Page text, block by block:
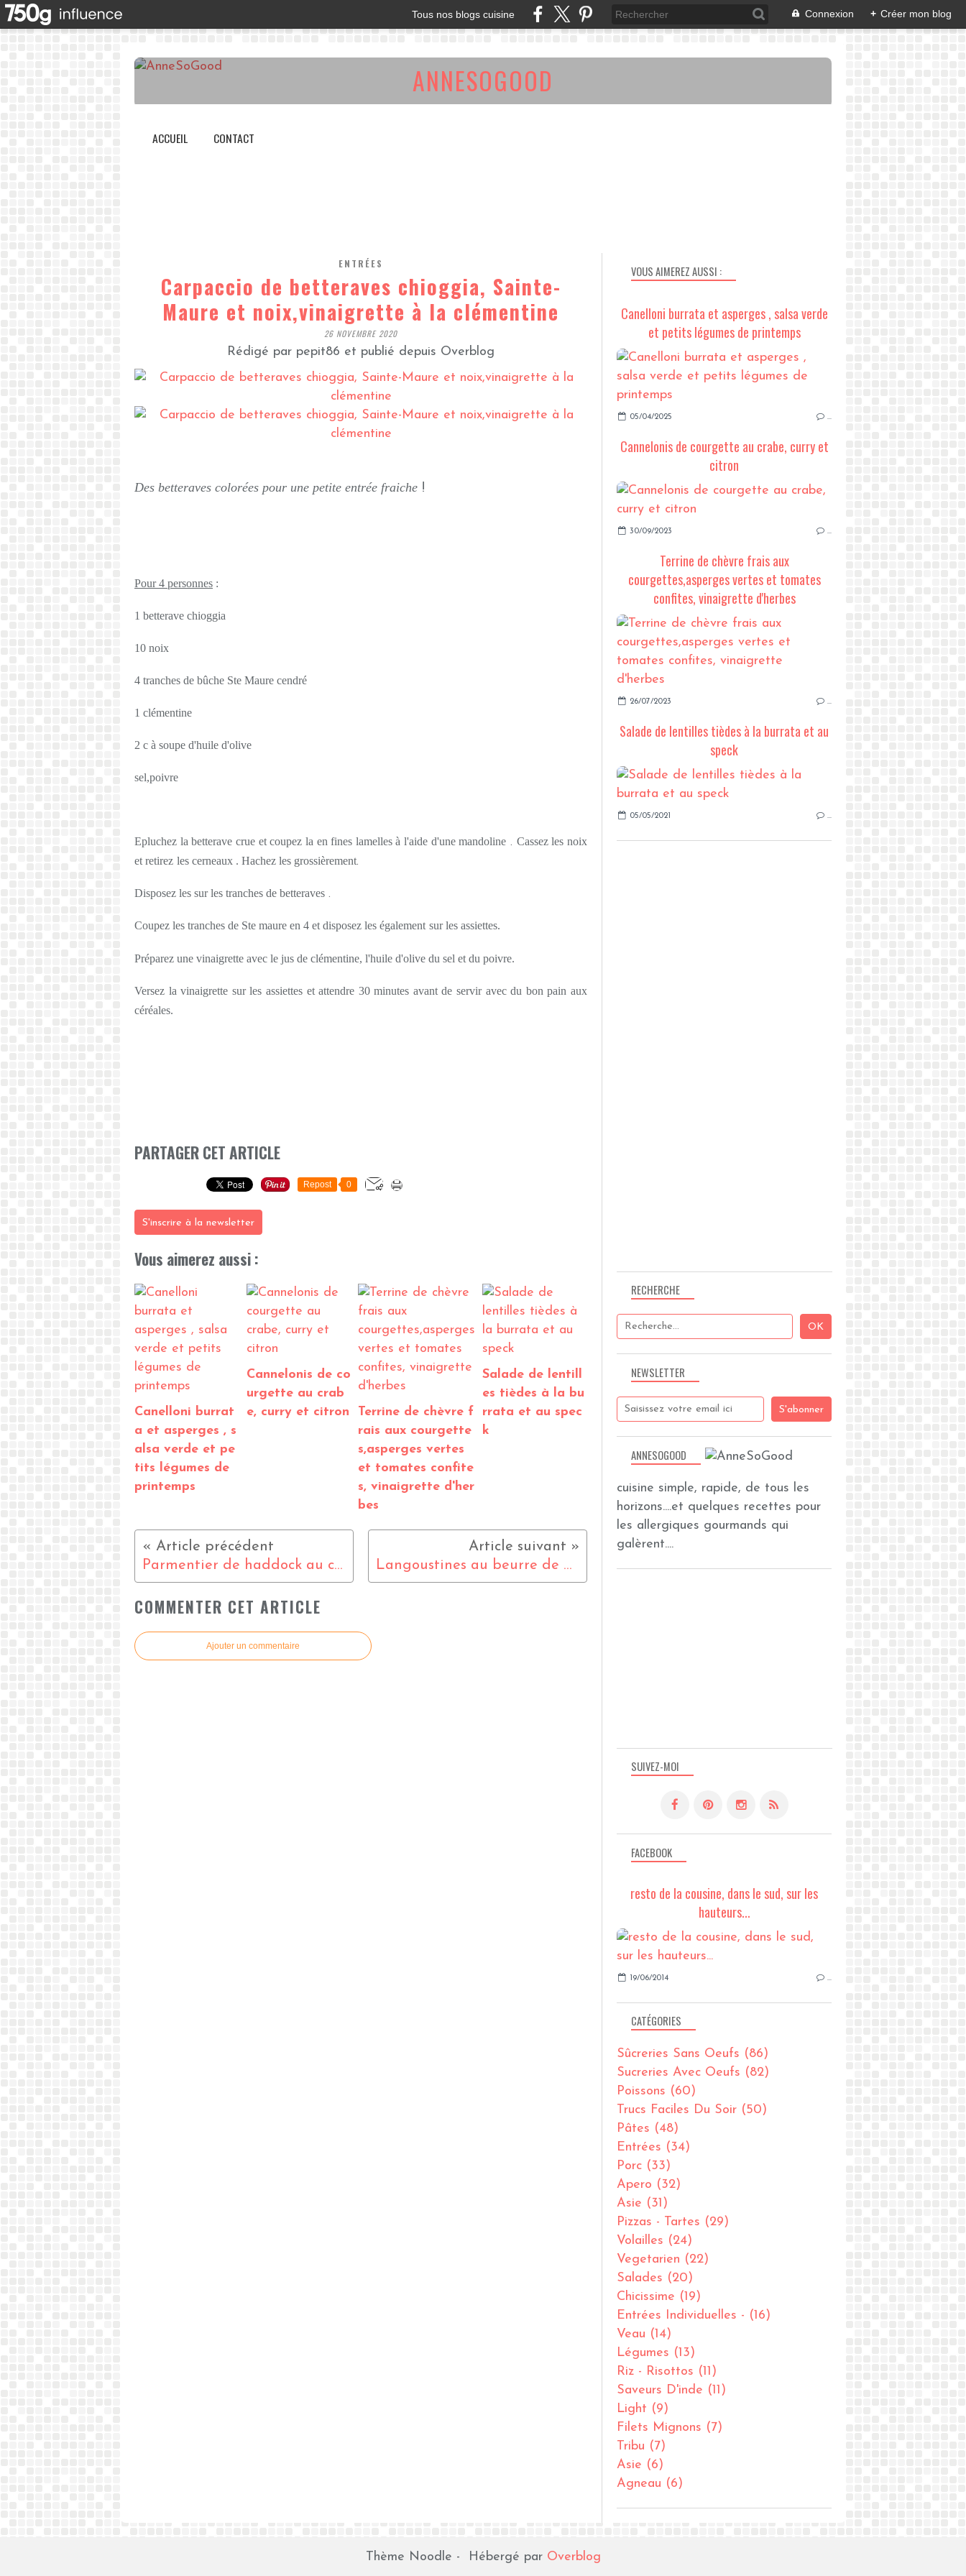
Tous nos blogs cuisine Connexion + Créer mon blog
ANNESOGOOD
ACCUEIL CONTACT
ENTRÉES
Carpaccio de betteraves chioggia, Sainte-
Maure et noix,vinaigrette à la clémentine
26 NOVEMBRE 2020
Rédigé par pepit86 et publié depuis Overblog
Des betteraves colorées pour une petite entrée fraiche !
Pour 4 personnes :
1 betterave chioggia
10 noix
4 tranches de bûche Ste Maure cendré
1 clémentine
2 c à soupe d'huile d'olive
sel,poivre
Epluchez la betterave crue et coupez la en fines lamelles à l'aide d'une mandoline . Cassez les noix
et retirez les cerneaux . Hachez les grossièrement.
Disposez les sur les tranches de betteraves .
Coupez les tranches de Ste maure en 4 et disposez les également sur les assiettes.
Préparez une vinaigrette avec le jus de clémentine, l'huile d'olive du sel et du poivre.
Versez la vinaigrette sur les assiettes et attendre 30 minutes avant de servir avec du bon pain aux
céréales.
PARTAGER CET ARTICLE
Repost 0
S'inscrire à la newsletter
Vous aimerez aussi :
Canelloni burrat
a et asperges , s
alsa verde et pe
tits légumes de
printemps
Cannelonis de co
urgette au crab
e, curry et citron
Terrine de chèvre f
rais aux courgette
s,asperges vertes
et tomates confite
s, vinaigrette d'her
bes
Salade de lentill
es tièdes à la bu
rrata et au spec
k
Parmentier de haddock au chou vert Langoustines au beurre de persil, nage gingembre et citron vert
COMMENTER CET ARTICLE
Ajouter un commentaire
NEWSLETTER
SUIVEZ-MOI
RECHERCHE
ANNESOGOOD
cuisine simple, rapide, de tous les
horizons....et quelques recettes pour
les allergiques gourmands qui
galèrent....
VOUS AIMEREZ AUSSI :
Canelloni burrata et asperges , salsa verde
et petits légumes de printemps
05/04/2025 …
Cannelonis de courgette au crabe, curry et
citron
30/09/2023 …
Terrine de chèvre frais aux
courgettes,asperges vertes et tomates
confites, vinaigrette d'herbes
26/07/2023 …
Salade de lentilles tièdes à la burrata et au
speck
05/05/2021 …
FACEBOOK
resto de la cousine, dans le sud, sur les
hauteurs...
19/06/2014 …
CATÉGORIES
Sûcreries Sans Oeufs (86)
Sucreries Avec Oeufs (82)
Poissons (60)
Trucs Faciles Du Soir (50)
Pâtes (48)
Entrées (34)
Porc (33)
Apero (32)
Asie (31)
Pizzas - Tartes (29)
Volailles (24)
Vegetarien (22)
Salades (20)
Chicissime (19)
Entrées Individuelles - (16)
Veau (14)
Légumes (13)
Riz - Risottos (11)
Saveurs D'inde (11)
Light (9)
Filets Mignons (7)
Tribu (7)
Asie (6)
Agneau (6)
Thème Noodle - Hébergé par Overblog